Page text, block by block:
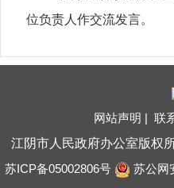
位负责人作交流发言。
网站声明 | 联
江阴市人民政府办公室版权
苏ICP备05002806号
苏公网